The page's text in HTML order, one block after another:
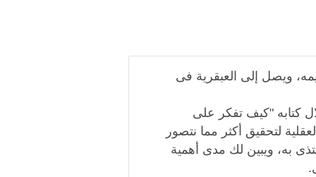
ويصل إلى العبقرية فى
كتابه "كيف تفكر على
لتحقيق أكثر مما نتصور
به، ويبين لك مدى أهمية